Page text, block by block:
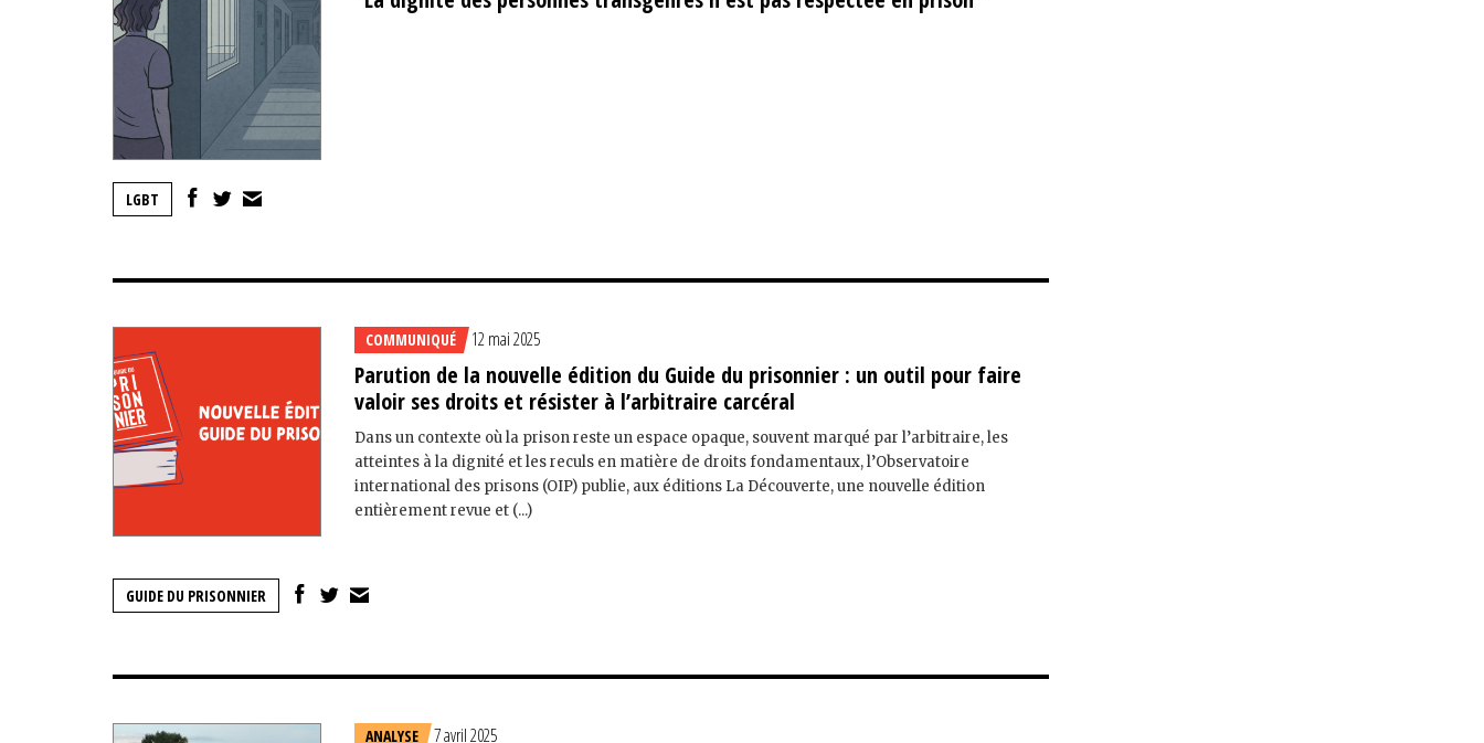
LGBT
COMMUNIQUÉ 12 mai 2025
Parution de la nouvelle édition du Guide du prisonnier : un outil pour faire
valoir ses droits et résister à l’arbitraire carcéral
Dans un contexte où la prison reste un espace opaque, souvent marqué par l’arbitraire, les
atteintes à la dignité et les reculs en matière de droits fondamentaux, l’Observatoire
international des prisons (OIP) publie, aux éditions La Découverte, une nouvelle édition
entièrement revue et (...)
GUIDE DU PRISONNIER
ANALYSE 7 avril 2025